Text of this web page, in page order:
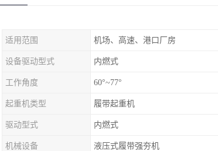
适用范围 机场、高速、港口厂房
设备驱动型式 内燃式
工作角度 60°~77°
起重机类型 履带起重机
驱动型式 内燃式
机械设备 液压式履带强夯机